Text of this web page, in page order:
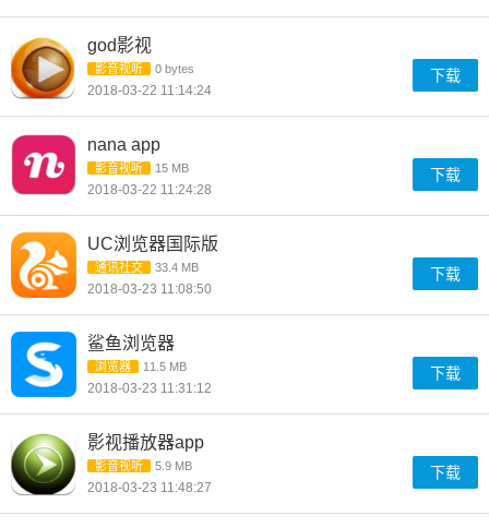
god影视
影音视听 0 bytes
2018-03-22 11:14:24
下载
nana app
影音视听 15 MB
2018-03-22 11:24:28
下载
UC浏览器国际版
通讯社交 33.4 MB
2018-03-23 11:08:50
下载
鲨鱼浏览器
浏览器 11.5 MB
2018-03-23 11:31:12
下载
影视播放器app
影音视听 5.9 MB
2018-03-23 11:48:27
下载